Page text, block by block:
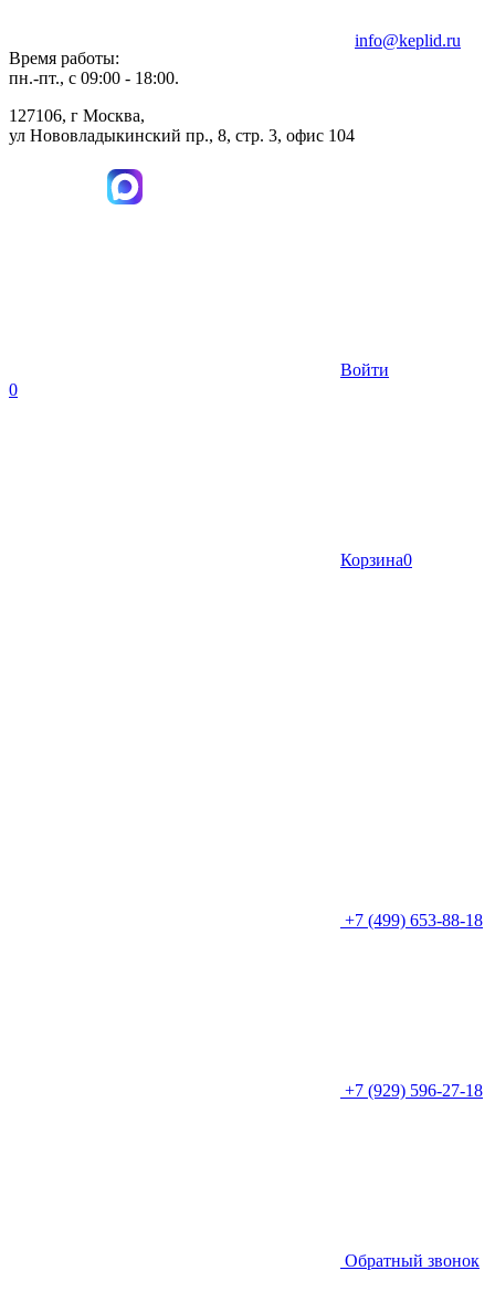
Время работы:
пн.-пт., с 09:00 - 18:00.
127106, г Москва,
ул Нововладыкинский пр., 8, стр. 3, офис 104
info@keplid.ru
Войти
0
Корзина0
+7 (499) 653-88-18
+7 (929) 596-27-18
Обратный звонок